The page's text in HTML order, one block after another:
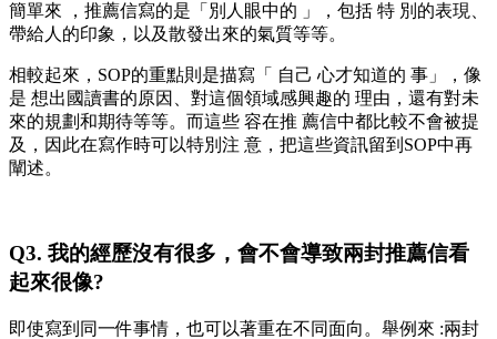
簡單來 ，推薦信寫的是「別人眼中的 」，包括 特 別的表現、
帶給人的印象，以及散發出來的氣質等等。
相較起來，SOP的重點則是描寫「 自己 心才知道的 事」，像
是 想出國讀書的原因、對這個領域感興趣的 理由，還有對未
來的規劃和期待等等。而這些 容在推 薦信中都比較不會被提
及，因此在寫作時可以特別注 意，把這些資訊留到SOP中再
闡述。
Q3. 我的經歷沒有很多，會不會導致兩封推薦信看
起來很像?
即使寫到同一件事情，也可以著重在不同面向。舉例來 :兩封